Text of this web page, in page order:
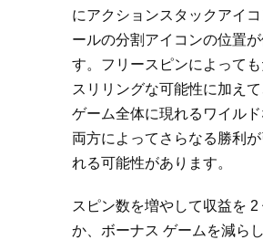
にアクションスタックアイコ
ールの分割アイコンの位置が
す。フリースピンによって
スリリングな可能性に加え
ゲーム全体に現れるワイル
両方によってさらなる勝利
れる可能性があります。
スピン数を増やして収益を 2
か、ボーナス ゲームを減ら